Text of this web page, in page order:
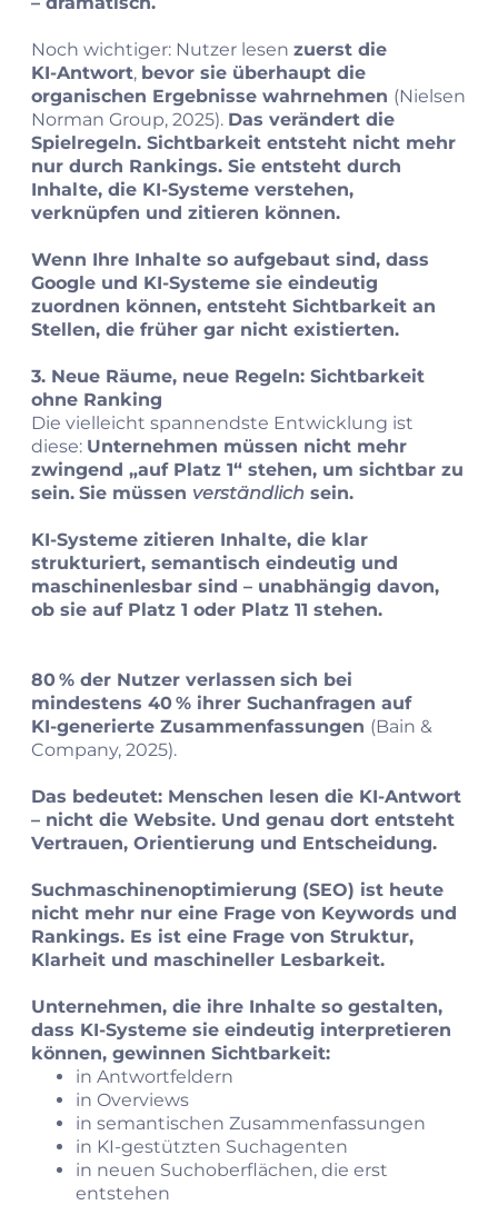
Noch wichtiger: Nutzer lesen zuerst die
KI‑Antwort, bevor sie überhaupt die
organischen Ergebnisse wahrnehmen (Nielsen
Norman Group, 2025). Das verändert die
Spielregeln. Sichtbarkeit entsteht nicht mehr
nur durch Rankings. Sie entsteht durch
Inhalte, die KI‑Systeme verstehen,
verknüpfen und zitieren können.
Wenn Ihre Inhalte so aufgebaut sind, dass
Google und KI‑Systeme sie eindeutig
zuordnen können, entsteht Sichtbarkeit an
Stellen, die früher gar nicht existierten.
3. Neue Räume, neue Regeln: Sichtbarkeit
ohne Ranking
Die vielleicht spannendste Entwicklung ist
diese: Unternehmen müssen nicht mehr
zwingend „auf Platz 1“ stehen, um sichtbar zu
sein. Sie müssen verständlich sein.
KI‑Systeme zitieren Inhalte, die klar
strukturiert, semantisch eindeutig und
maschinenlesbar sind – unabhängig davon,
ob sie auf Platz 1 oder Platz 11 stehen.
80 % der Nutzer verlassen sich bei
mindestens 40 % ihrer Suchanfragen auf
KI‑generierte Zusammenfassungen (Bain &
Company, 2025).
Das bedeutet: Menschen lesen die KI‑Antwort
– nicht die Website. Und genau dort entsteht
Vertrauen, Orientierung und Entscheidung.
Suchmaschinenoptimierung (SEO) ist heute
nicht mehr nur eine Frage von Keywords und
Rankings. Es ist eine Frage von Struktur,
Klarheit und maschineller Lesbarkeit.
Unternehmen, die ihre Inhalte so gestalten,
dass KI‑Systeme sie eindeutig interpretieren
können, gewinnen Sichtbarkeit:
in Antwortfeldern
in Overviews
in semantischen Zusammenfassungen
in KI‑gestützten Suchagenten
in neuen Suchoberflächen, die erst
entstehen